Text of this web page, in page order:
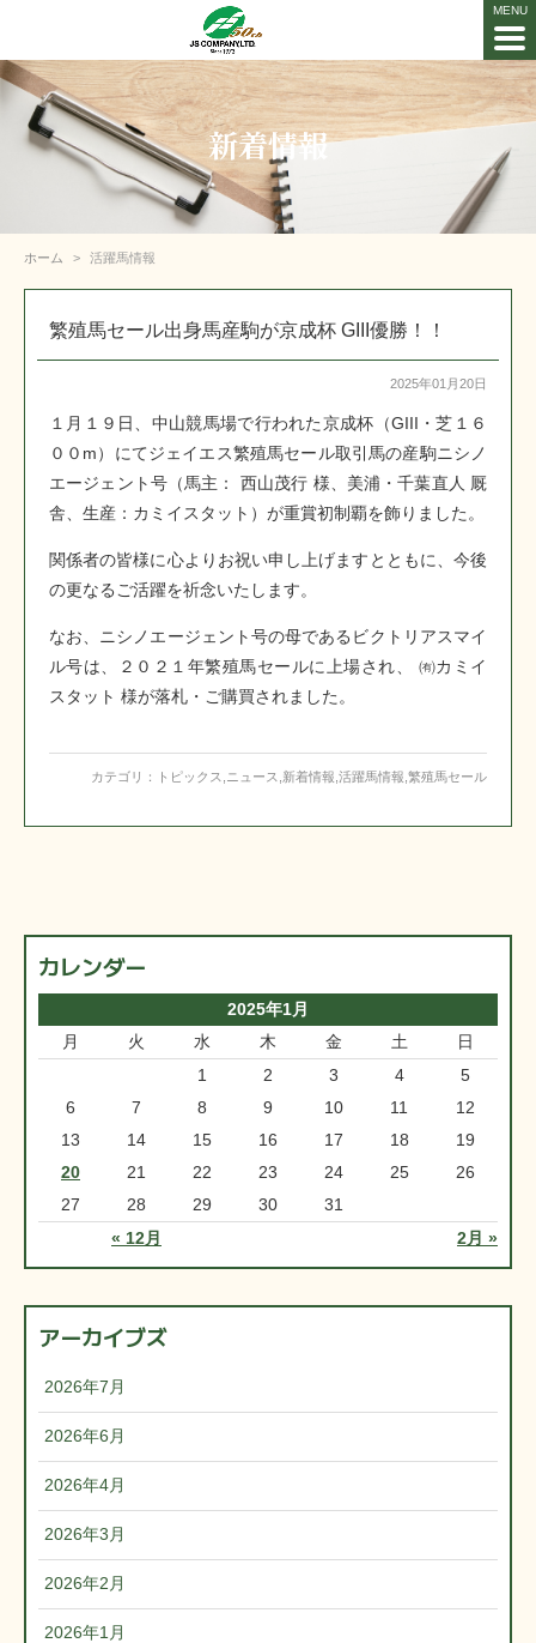
新着情報
ホーム 活躍馬情報
繁殖馬セール出身馬産駒が京成杯 GIII優勝！！
2025年01月20日
１月１９日、中山競馬場で行われた京成杯（GIII・芝１６
００m）にてジェイエス繁殖馬セール取引馬の産駒ニシノ
エージェント号（馬主： 西山茂行 様、美浦・千葉直人 厩
舎、生産：カミイスタット）が重賞初制覇を飾りました。
関係者の皆様に心よりお祝い申し上げますとともに、今後
の更なるご活躍を祈念いたします。
なお、ニシノエージェント号の母であるビクトリアスマイ
ル号は、２０２１年繁殖馬セールに上場され、 ㈲カミイ
スタット 様が落札・ご購買されました。
カテゴリ： トピックス ニュース 新着情報 活躍馬情報 繁殖馬セール
カレンダー
2025年1月
月
火 水 木 金 土 日
« 12月 2月 »
1 2 3 4
5
6
7 8 9 10 11
12
13
14 15 16 17 18
19
20
21 22 23 24 25
26
27
28 29 30 31
アーカイブズ
2026年7月
2026年6月
2026年4月
2026年3月
2026年2月
2026年1月